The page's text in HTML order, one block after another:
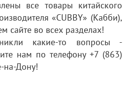
все товары китайского
«CUBBY» (Кабби),
сайте во всех разделах!
какие-то вопросы -
нам по телефону +7 (863)
на-Дону!